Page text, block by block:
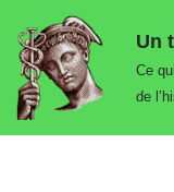
Aller
au
contenu
Un
Ce
de